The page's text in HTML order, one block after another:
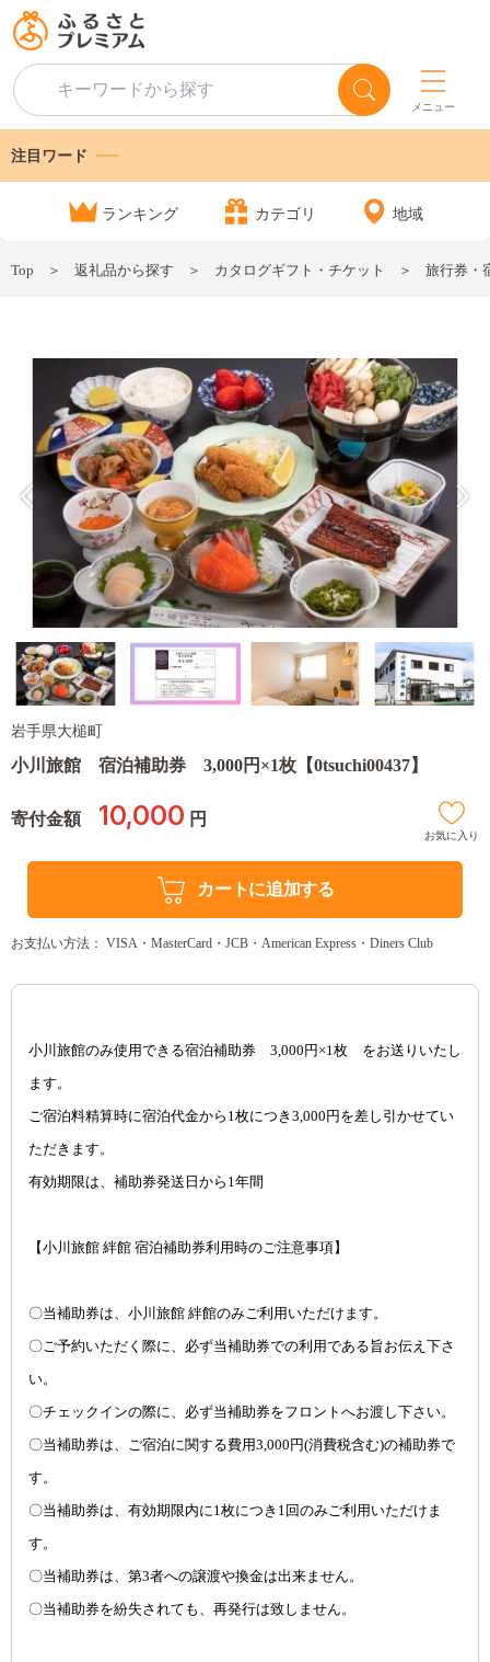
メニュー
注目ワード
ランキング カテゴリ 地域
Top 返礼品から探す カタログギフト・チケット 旅行券・
岩手県大槌町
小川旅館 宿泊補助券 3,000円×1枚【0tsuchi00437】
寄付金額 10,000 円
お気に入り
カートに追加する
お支払い方法： VISA・MasterCard・JCB・American Express・Diners Club
小川旅館のみ使用できる宿泊補助券 3,000円×1枚 をお送りいたし
ます。
ご宿泊料精算時に宿泊代金から1枚につき3,000円を差し引かせてい
ただきます。
有効期限は、補助券発送日から1年間
【小川旅館 絆館 宿泊補助券利用時のご注意事項】
〇当補助券は、小川旅館 絆館のみご利用いただけます。
〇ご予約いただく際に、必ず当補助券での利用である旨お伝え下さ
い。
〇チェックインの際に、必ず当補助券をフロントへお渡し下さい。
〇当補助券は、ご宿泊に関する費用3,000円(消費税含む)の補助券で
す。
〇当補助券は、有効期限内に1枚につき1回のみご利用いただけま
す。
〇当補助券は、第3者への譲渡や換金は出来ません。
〇当補助券を紛失されても、再発行は致しません。